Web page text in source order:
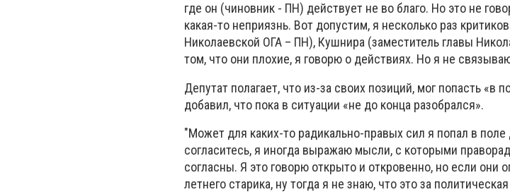
где он (чиновник - ПН) действует не во благо. Но это не
какая-то неприязнь. Вот допустим, я несколько раз
Николаевской ОГА – ПН), Кушнира (заместитель главы
том, что они плохие, я говорю о действиях. Но я не
Депутат полагает, что из-за своих позиций, мог попасть «в
добавил, что пока в ситуации «не до конца разобрался».
"Может для каких-то радикально-правых сил я попал в
согласитесь, я иногда выражаю мысли, с которыми
согласны. Я это говорю открыто и откровенно, но если они
летнего старика, ну тогда я не знаю, что это за